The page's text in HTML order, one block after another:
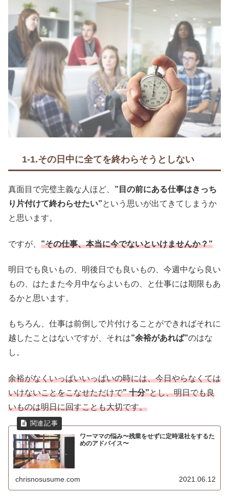
1-1.その日中に全てを終わらそうとしない
真面目で完璧主義な人ほど、 ”目の前にある仕事はきっち
り片付けて終わらせたい”という思いが出てきてしまうか
と思います。
ですが、 ”その仕事、本当に今でないといけませんか？”
明日でも良いもの、明後日でも良いもの、今週中なら良い
もの、はたまた今月中ならよいもの、と仕事には期限もあ
るかと思います。
もちろん、仕事は前倒しで片付けることができればそれに
越したことはないですが、それは”余裕があれば”のはな
し。
余裕がなくいっぱいいっぱいの時には、今日やらなくては
いけないことをこなせただけで” 十分”とし、明日でも良
いものは明日に回すことも大切です。
ワーママの悩み〜残業をせずに定時退社をするた
めのアドバイス〜
chrisnosusume.com 2021.06.12